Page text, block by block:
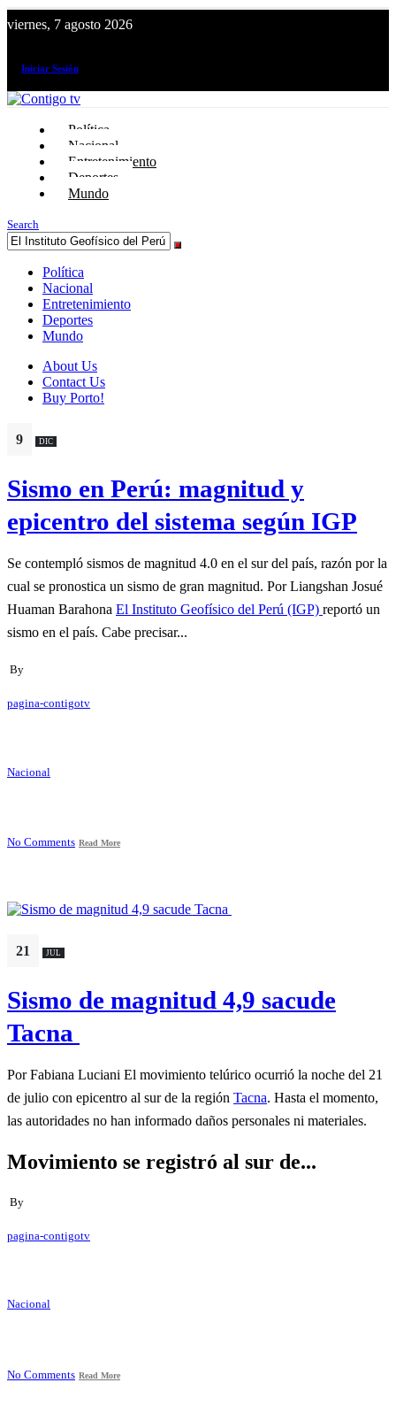
viernes, 7 agosto 2026
Iniciar Sesión
Política
Nacional
Entretenimiento
Deportes
Mundo
Search
Política
Nacional
Entretenimiento
Deportes
Mundo
About Us
Contact Us
Buy Porto!
9 DIC
Sismo en Perú: magnitud y
epicentro del sistema según IGP
Se contempló sismos de magnitud 4.0 en el sur del país, razón por la
cual se pronostica un sismo de gran magnitud. Por Liangshan Josué
Huaman Barahona El Instituto Geofísico del Perú (IGP) reportó un
sismo en el país. Cabe precisar...
By
pagina-contigotv
Nacional
No Comments Read More
21 JUL
Sismo de magnitud 4,9 sacude
Tacna
Por Fabiana Luciani El movimiento telúrico ocurrió la noche del 21
de julio con epicentro al sur de la región Tacna. Hasta el momento,
las autoridades no han informado daños personales ni materiales.
Movimiento se registró al sur de...
By
pagina-contigotv
Nacional
No Comments Read More